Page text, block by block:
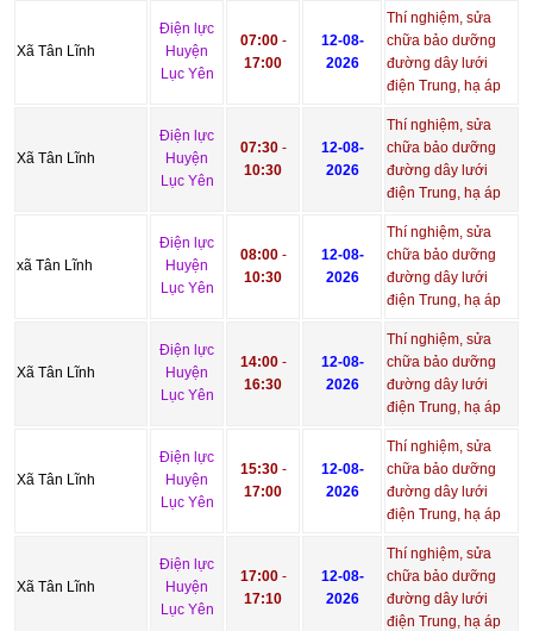
Xã Tân Lĩnh
Điện lực
Huyện
Lục Yên
07:00-
17:00
12-08-
2026
Thí nghiệm, sửa
chữa bảo dưỡng
đường dây lưới
điện Trung, hạ áp
Xã Tân Lĩnh
Điện lực
Huyện
Lục Yên
07:30-
10:30
12-08-
2026
Thí nghiệm, sửa
chữa bảo dưỡng
đường dây lưới
điện Trung, hạ áp
xã Tân Lĩnh
Điện lực
Huyện
Lục Yên
08:00-
10:30
12-08-
2026
Thí nghiệm, sửa
chữa bảo dưỡng
đường dây lưới
điện Trung, hạ áp
Xã Tân Lĩnh
Điện lực
Huyện
Lục Yên
14:00-
16:30
12-08-
2026
Thí nghiệm, sửa
chữa bảo dưỡng
đường dây lưới
điện Trung, hạ áp
Xã Tân Lĩnh
Điện lực
Huyện
Lục Yên
15:30-
17:00
12-08-
2026
Thí nghiệm, sửa
chữa bảo dưỡng
đường dây lưới
điện Trung, hạ áp
Xã Tân Lĩnh
Điện lực
Huyện
Lục Yên
17:00-
17:10
12-08-
2026
Thí nghiệm, sửa
chữa bảo dưỡng
đường dây lưới
điện Trung, hạ áp